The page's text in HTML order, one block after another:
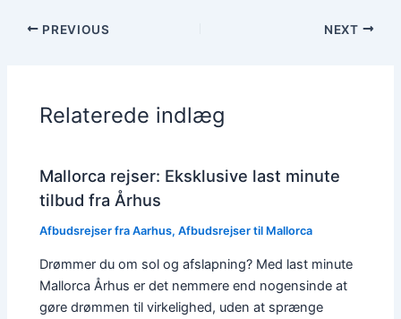
PREVIOUS NEXT
Relaterede indlæg
Mallorca rejser: Eksklusive last minute
tilbud fra Århus
Afbudsrejser fra Aarhus,Afbudsrejser til Mallorca
Drømmer du om sol og afslapning? Med last minute
Mallorca Århus er det nemmere end nogensinde at
gøre drømmen til virkelighed, uden at sprænge